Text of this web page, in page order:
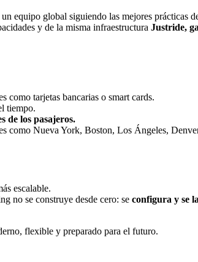
equipo global siguiendo las mejores prácticas
y de la misma infraestructura Justride,
como tarjetas bancarias o smart cards.
tiempo.
de los pasajeros.
como Nueva York, Boston, Los Ángeles,
escalable.
no se construye desde cero: se configura y se
flexible y preparado para el futuro.